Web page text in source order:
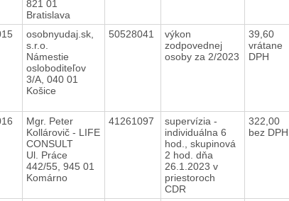
821 01
Bratislava
osobnyudaj.sk,
s.r.o.
Námestie
osloboditeľov
3/A, 040 01
Košice
50528041
výkon
zodpovednej
osoby za 2/2023
39,60
vrátane
DPH
Mgr. Peter
Kollárovič - LIFE
CONSULT
Ul. Práce
442/55, 945 01
Komárno
41261097
supervízia -
individuálna 6
hod., skupinová
2 hod. dňa
26.1.2023 v
priestoroch
CDR
322,00
bez DPH